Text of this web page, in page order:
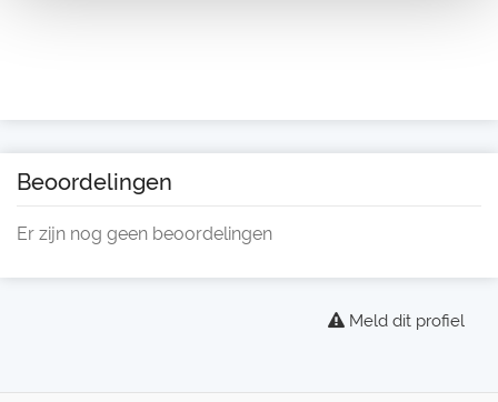
Beoordelingen
Er zijn nog geen beoordelingen
Meld dit profiel